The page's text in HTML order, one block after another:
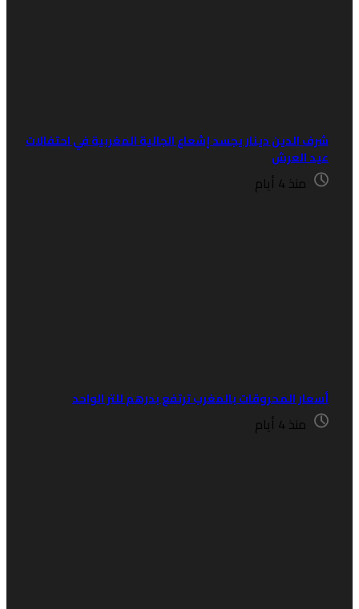
الدين دينار يجسد إشعاع الجالية المغربية في احتفالات
العرش
منذ 4 أيام
المحروقات بالمغرب ترتفع بدرهم للتر الواحد
منذ 4 أيام